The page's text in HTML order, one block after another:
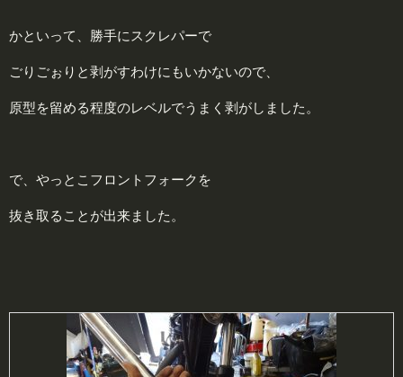
かといって、勝手にスクレパーで
ごりごぉりと剥がすわけにもいかないので、
原型を留める程度のレベルでうまく剥がしました。
で、やっとこフロントフォークを
抜き取ることが出来ました。